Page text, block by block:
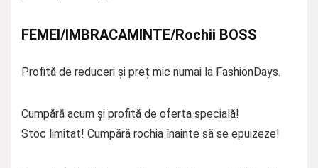
FEMEI/IMBRACAMINTE/Rochii BOSS
Profită de reduceri și preț mic numai la FashionDays.
Cumpără acum și profită de oferta specială!
Stoc limitat! Cumpără rochia înainte să se epuizeze!